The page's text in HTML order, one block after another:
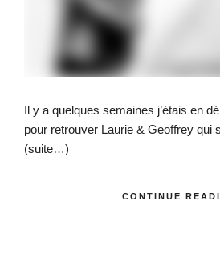
Il y a quelques semaines j’étais en
pour retrouver Laurie & Geoffrey qui
(suite…)
CONTINUE